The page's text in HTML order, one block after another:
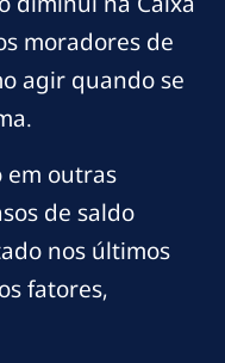
moradores de
agir quando se
em outras
de saldo
nos últimos
fatores,